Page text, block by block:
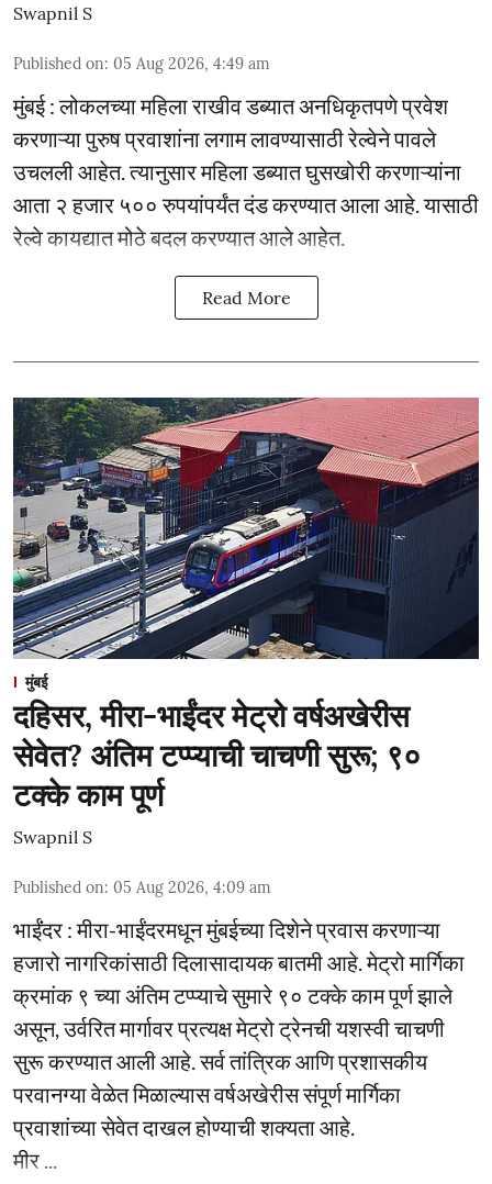
Swapnil S
Published on: 05 Aug 2026, 4:49 am
मुंबई : लोकलच्या महिला राखीव डब्यात अनधिकृतपणे प्रवेश
करणाऱ्या पुरुष प्रवाशांना लगाम लावण्यासाठी रेल्वेने पावले
उचलली आहेत. त्यानुसार महिला डब्यात घुसखोरी करणाऱ्यांना
आता २ हजार ५०० रुपयांपर्यंत दंड करण्यात आला आहे. यासाठी
रेल्वे कायद्यात मोठे बदल करण्यात आले आहेत.
Read More
मुंबई
दहिसर, मीरा-भाईंदर मेट्रो वर्षअखेरीस
सेवेत? अंतिम टप्प्याची चाचणी सुरू; ९०
टक्के काम पूर्ण
Swapnil S
Published on: 05 Aug 2026, 4:09 am
भाईंंदर : मीरा-भाईंदरमधून मुंबईच्या दिशेने प्रवास करणाऱ्या
हजारो नागरिकांसाठी दिलासादायक बातमी आहे. मेट्रो मार्गिका
क्रमांक ९ च्या अंतिम टप्प्याचे सुमारे ९० टक्के काम पूर्ण झाले
असून, उर्वरित मार्गावर प्रत्यक्ष मेट्रो ट्रेनची यशस्वी चाचणी
सुरू करण्यात आली आहे. सर्व तांत्रिक आणि प्रशासकीय
परवानग्या वेळेत मिळाल्यास वर्षअखेरीस संपूर्ण मार्गिका
प्रवाशांच्या सेवेत दाखल होण्याची शक्यता आहे.
मीर ...